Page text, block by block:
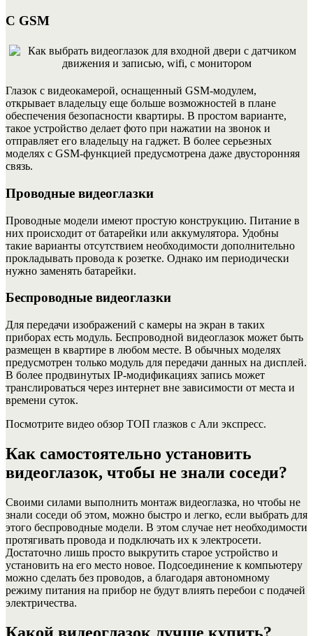
С GSM
Глазок с видеокамерой, оснащенный GSM-модулем,
открывает владельцу еще больше возможностей в плане
обеспечения безопасности квартиры. В простом варианте,
такое устройство делает фото при нажатии на звонок и
отправляет его владельцу на гаджет. В более серьезных
моделях с GSM-функцией предусмотрена даже двусторонняя
связь.
Проводные видеоглазки
Проводные модели имеют простую конструкцию. Питание в
них происходит от батарейки или аккумулятора. Удобны
такие варианты отсутствием необходимости дополнительно
прокладывать провода к розетке. Однако им периодически
нужно заменять батарейки.
Беспроводные видеоглазки
Для передачи изображений с камеры на экран в таких
приборах есть модуль. Беспроводной видеоглазок может быть
размещен в квартире в любом месте. В обычных моделях
предусмотрен только модуль для передачи данных на дисплей.
В более продвинутых IP-модификациях запись может
транслироваться через интернет вне зависимости от места и
времени суток.
Посмотрите видео обзор ТОП глазков с Али экспресс.
Как самостоятельно установить
видеоглазок, чтобы не знали соседи?
Своими силами выполнить монтаж видеоглазка, но чтобы не
знали соседи об этом, можно быстро и легко, если выбрать для
этого беспроводные модели. В этом случае нет необходимости
протягивать провода и подключать их к электросети.
Достаточно лишь просто выкрутить старое устройство и
установить на его место новое. Подсоединение к компьютеру
можно сделать без проводов, а благодаря автономному
режиму питания на прибор не будут влиять перебои с подачей
электричества.